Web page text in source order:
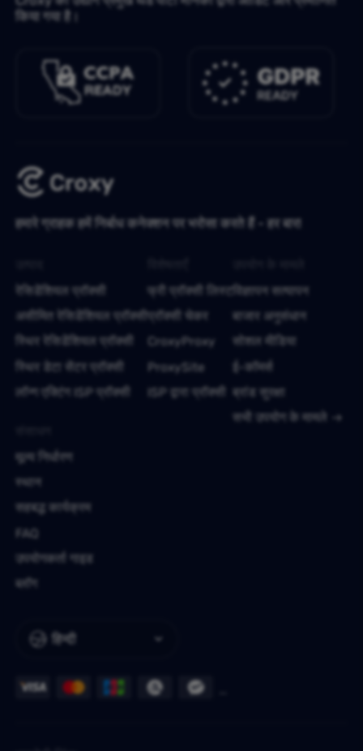
किया गया है।
हमारे ग्राहक हमें निर्बाध कनेक्शन पर भरोसा करते हैं - हर बार!
हिन्दी
रेसिडेंशियल प्रॉक्सी
असीमित रेसिडेंशियल प्रॉक्सी
स्थिर रेसिडेंशियल प्रॉक्सी
स्थिर डेटा सेंटर प्रॉक्सी
लॉन्ग एक्टिंग ISP प्रॉक्सी
फ्री प्रॉक्सी लिस्ट
प्रॉक्सी चेकर
CroxyProxy
ProxySite
ISP द्वारा प्रॉक्सी
विज्ञापन सत्यापन
बाजार अनुसंधान
सोशल मीडिया
ई-कॉमर्स
ब्रांड सुरक्षा
सभी उपयोग के मामले
मूल्य निर्धारण
स्थान
सहबद्ध कार्यक्रम
FAQ
उपयोगकर्ता गाइड
ब्लॉग